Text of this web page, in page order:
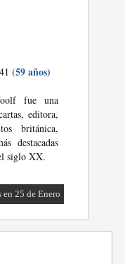
(59 años)
fue una
editora,
británica,
destacadas
siglo XX.
en 25 de Enero